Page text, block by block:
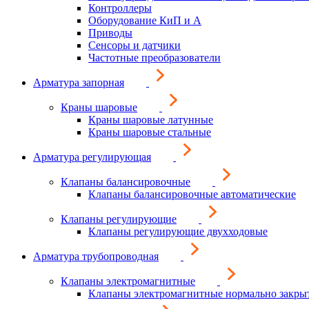
Контроллеры
Оборудование КиП и А
Приводы
Сенсоры и датчики
Частотные преобразователи
Арматура запорная
Краны шаровые
Краны шаровые латунные
Краны шаровые стальные
Арматура регулирующая
Клапаны балансировочные
Клапаны балансировочные автоматические
Клапаны регулирующие
Клапаны регулирующие двухходовые
Арматура трубопроводная
Клапаны электромагнитные
Клапаны электромагнитные нормально